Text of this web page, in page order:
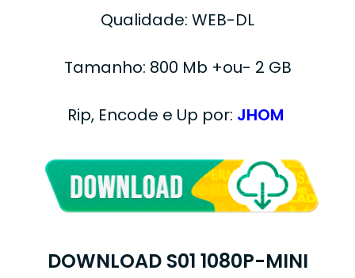
Qualidade: WEB-DL
Tamanho: 800 Mb +ou- 2 GB
Rip, Encode e Up por: JHOM
DOWNLOAD S01 1080P-MINI